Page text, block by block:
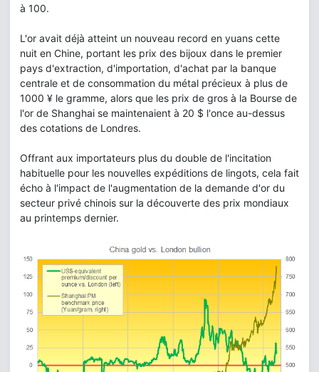
à 100.
L'or avait déjà atteint un nouveau record en yuans cette
nuit en Chine, portant les prix des bijoux dans le premier
pays d'extraction, d'importation, d'achat par la banque
centrale et de consommation du métal précieux à plus de
1000 ¥ le gramme, alors que les prix de gros à la Bourse de
l'or de Shanghai se maintenaient à 20 $ l'once au-dessus
des cotations de Londres.
Offrant aux importateurs plus du double de l'incitation
habituelle pour les nouvelles expéditions de lingots, cela fait
écho à l'impact de l'augmentation de la demande d'or du
secteur privé chinois sur la découverte des prix mondiaux
au printemps dernier.